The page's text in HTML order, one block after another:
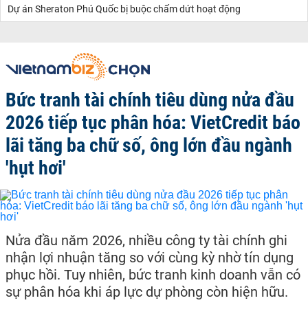
Dự án Sheraton Phú Quốc bị buộc chấm dứt hoạt động
Bức tranh tài chính tiêu dùng nửa đầu
2026 tiếp tục phân hóa: VietCredit báo
lãi tăng ba chữ số, ông lớn đầu ngành
'hụt hơi'
Nửa đầu năm 2026, nhiều công ty tài chính ghi
nhận lợi nhuận tăng so với cùng kỳ nhờ tín dụng
phục hồi. Tuy nhiên, bức tranh kinh doanh vẫn có
sự phân hóa khi áp lực dự phòng còn hiện hữu.